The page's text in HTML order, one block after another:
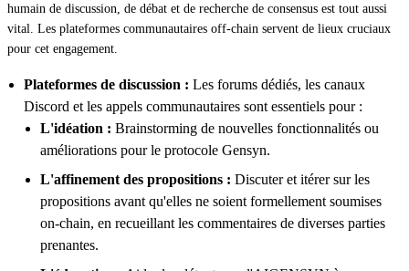
humain de discussion, de débat et de recherche de consensus est tout aussi
vital. Les plateformes communautaires off-chain servent de lieux cruciaux
pour cet engagement.
Plateformes de discussion : Les forums dédiés, les canaux
Discord et les appels communautaires sont essentiels pour :
L'idéation : Brainstorming de nouvelles fonctionnalités ou
améliorations pour le protocole Gensyn.
L'affinement des propositions : Discuter et itérer sur les
propositions avant qu'elles ne soient formellement soumises
on-chain, en recueillant les commentaires de diverses parties
prenantes.